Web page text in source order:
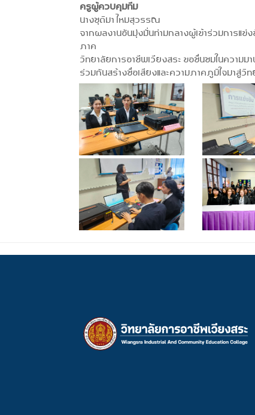
ครูผู้ควบคุมทีม
นางชุติมา ไหมสุวรรณ
จากผลงานอันมุ่งมั่นท่ามกลางผู้เข้าร่วมการแข่
ภาค
วิทยาลัยการอาชีพเวียงสระ ขอชื่นชมในความ
ร่วมกันสร้างชื่อเสียงและความภาคภูมิใจมาสู่วิ